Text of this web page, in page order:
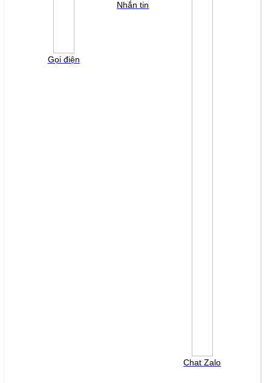
Gọi điện
Nhắn tin
Chat Zalo